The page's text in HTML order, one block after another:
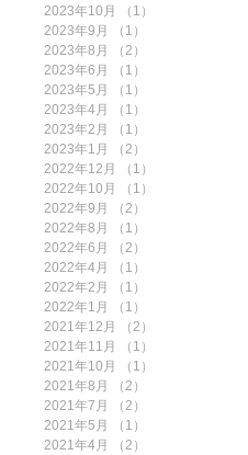
2023年10月
（1）
2023年9月
（1）
2023年8月
（2）
2023年6月
（1）
2023年5月
（1）
2023年4月
（1）
2023年2月
（1）
2023年1月
（2）
2022年12月
（1）
2022年10月
（1）
2022年9月
（2）
2022年8月
（1）
2022年6月
（2）
2022年4月
（1）
2022年2月
（1）
2022年1月
（1）
2021年12月
（2）
2021年11月
（1）
2021年10月
（1）
2021年8月
（2）
2021年7月
（2）
2021年5月
（1）
2021年4月
（2）